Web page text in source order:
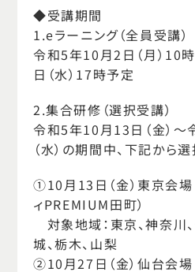
◆受講期間
1.eラーニング（全員受講）
令和5年10月2日（月）10
日（水）17時予定
2.集合研修（選択受講）
令和5年10月13日（金）
（水）の期間中、下記から選
①10月13日（金）東京会場
ィPREMIUM田町）
対象地域：東京、神奈川
城、栃木、山梨
②10月27日（金）仙台会場